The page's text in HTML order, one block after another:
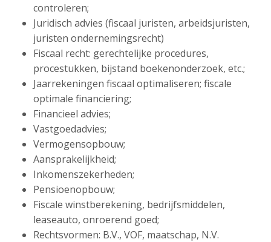
controleren;
Juridisch advies (fiscaal juristen, arbeidsjuristen,
juristen ondernemingsrecht)
Fiscaal recht: gerechtelijke procedures,
procestukken, bijstand boekenonderzoek, etc.;
Jaarrekeningen fiscaal optimaliseren; fiscale
optimale financiering;
Financieel advies;
Vastgoedadvies;
Vermogensopbouw;
Aansprakelijkheid;
Inkomenszekerheden;
Pensioenopbouw;
Fiscale winstberekening, bedrijfsmiddelen,
leaseauto, onroerend goed;
Rechtsvormen: B.V., VOF, maatschap, N.V.